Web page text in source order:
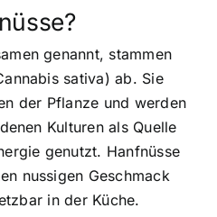
genannt, stammen
sativa) ab. Sie
der Pflanze und werden
Kulturen als Quelle
genutzt. Hanfnüsse
nussigen Geschmack
in der Küche.